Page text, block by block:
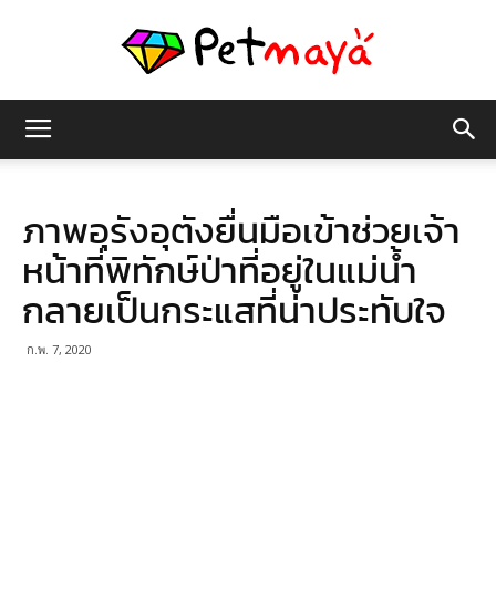
มายา
ภาพอุรังอุตังยื่นมือเข้าช่วยเจ้า
หน้าที่พิทักษ์ป่าที่อยู่ในแม่น้ำ
กลายเป็นกระแสที่น่าประทับใจ
ก.พ. 7, 2020